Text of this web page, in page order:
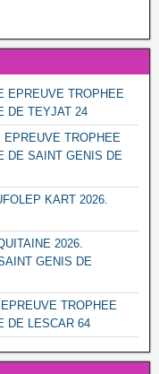
EPREUVE TROPHEE
DE TEYJAT 24
TROPHEE
DE SAINT GENIS DE
KART 2026.
2026.
GENIS DE
TROPHEE
DE LESCAR 64